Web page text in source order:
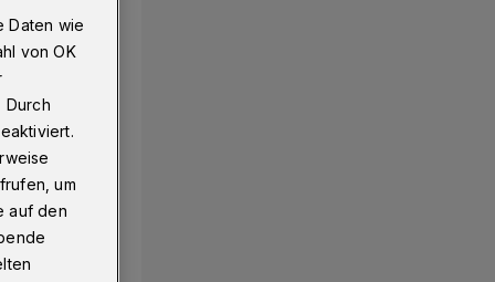
Daten wie
von OK
Durch
um
auf den